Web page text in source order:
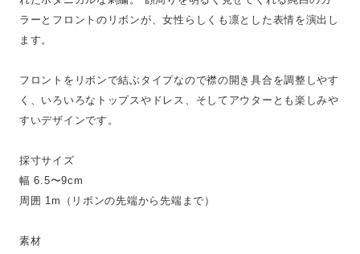
ラーとフロントのリボンが、女性らしくも凛とした表情を演出し
ます。
フロントをリボンで結ぶタイプなので襟の開き具合を調整しやす
く、いろいろなトップスやドレス、そしてアウターとも楽しみや
すいデザインです。
採寸サイズ
幅 6.5〜9cm
周囲 1m（リボンの先端から先端まで）
素材